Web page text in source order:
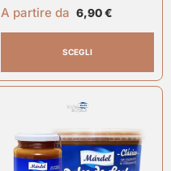
A partire da 6,90€
SCEGLI